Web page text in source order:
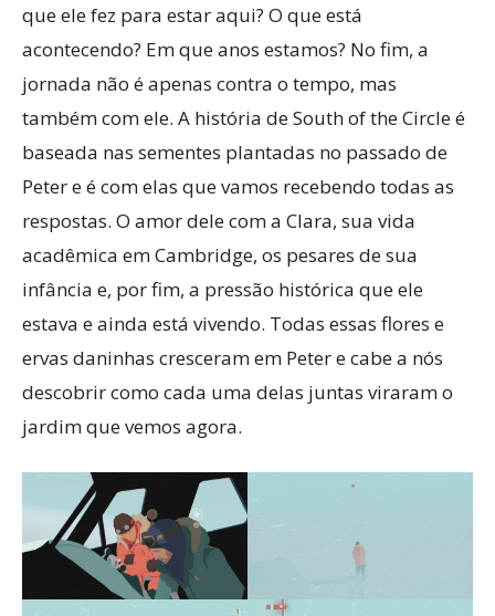
que ele fez para estar aqui? O que está
acontecendo? Em que anos estamos? No fim, a
jornada não é apenas contra o tempo, mas
também com ele. A história de South of the Circle é
baseada nas sementes plantadas no passado de
Peter e é com elas que vamos recebendo todas as
respostas. O amor dele com a Clara, sua vida
acadêmica em Cambridge, os pesares de sua
infância e, por fim, a pressão histórica que ele
estava e ainda está vivendo. Todas essas flores e
ervas daninhas cresceram em Peter e cabe a nós
descobrir como cada uma delas juntas viraram o
jardim que vemos agora.